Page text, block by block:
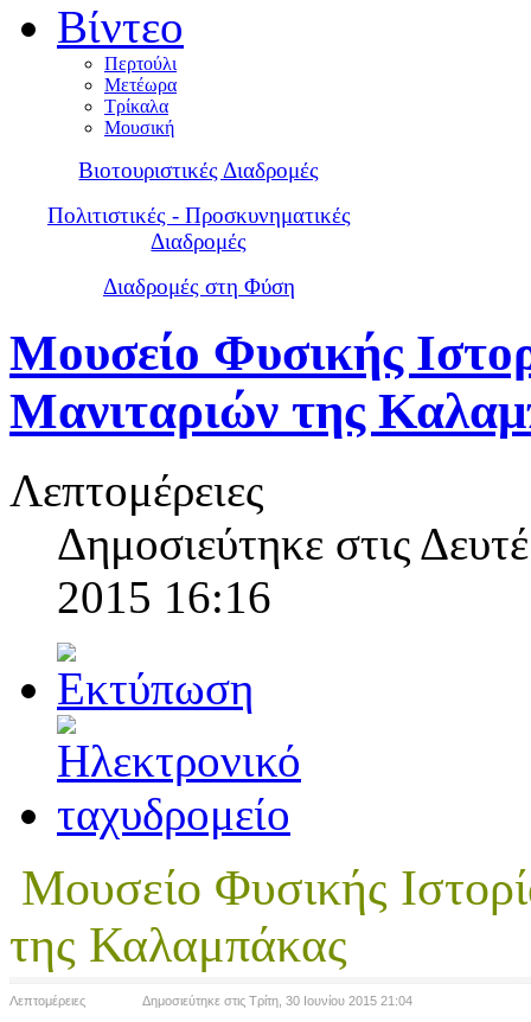
Βίντεο
Περτούλι
Μετέωρα
Τρίκαλα
Μουσική
Βιοτουριστικές Διαδρομές
Πολιτιστικές - Προσκυνηματικές
Διαδρομές
Διαδρομές στη Φύση
Μουσείο Φυσικής
Μανιταριών της
Λεπτομέρειες
Δημοσιεύτηκε στις
2015 16:16
Μουσείο Φυσικής
της Καλαμπάκας
Λεπτομέρειες Δημοσιεύτηκε στις Τρίτη, 30 Ιουνίου 2015 21:04